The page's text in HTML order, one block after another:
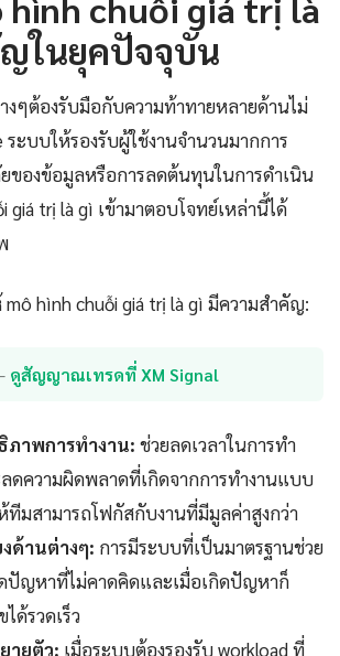
ในยุคปัจจุบัน
งๆต้องรับมือกับความท้าทายหลายด้านไม่
ระบบให้รองรับผู้ใช้งานจำนวนมากการ
ของข้อมูลหรือการลดต้นทุนในการดำเนิน
giá trị là gì เข้ามาตอบโจทย์เหล่านี้ได้
hình chuỗi giá trị là gì มีความสำคัญ:
ดูสัญญาณเทรดที่ XM Signal
ภาพการทำงาน: ช่วยลดเวลาในการทำ
ดความผิดพลาดที่เกิดจากการทำงานแบบ
ทีมสามารถโฟกัสกับงานที่มีมูลค่าสูงกว่า
ด้านต่างๆ: การมีระบบที่เป็นมาตรฐานช่วย
ปัญหาที่ไม่คาดคิดและเมื่อเกิดปัญหาก็
ด้รวดเร็ว
ายตัว: เมื่อระบบต้องรองรับ workload ที่